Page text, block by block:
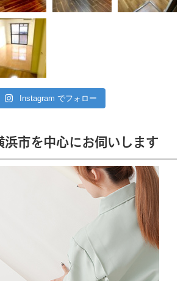
Instagram でフォロー
浜市を中心にお伺いします